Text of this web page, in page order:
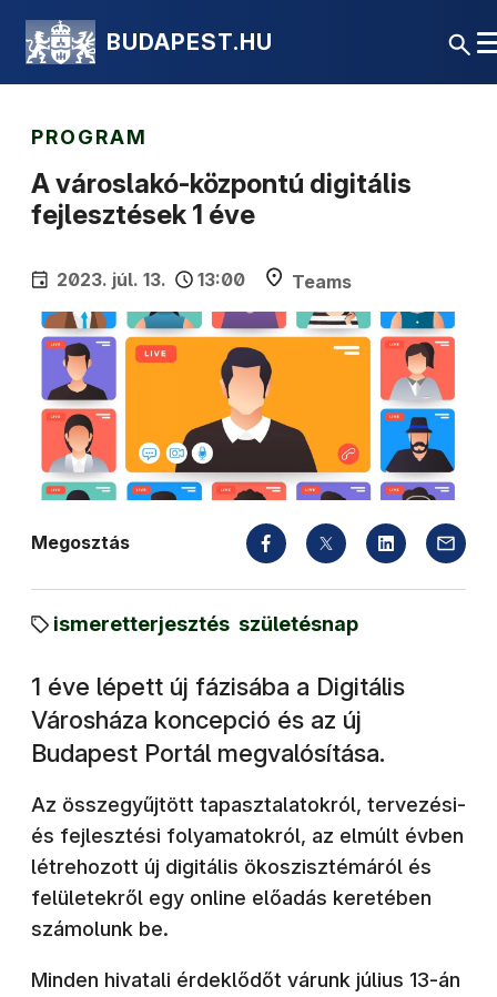
BUDAPEST.HU
PROGRAM
A városlakó-központú digitális
fejlesztések 1 éve
2023. júl. 13. 13:00 Teams
ismeretterjesztés születésnap
Megosztás
1 éve lépett új fázisába a Digitális
Városháza koncepció és az új
Budapest Portál megvalósítása.
Az összegyűjtött tapasztalatokról, tervezési-
és fejlesztési folyamatokról, az elmúlt évben
létrehozott új digitális ökoszisztémáról és
felületekről egy online előadás keretében
számolunk be.
Minden hivatali érdeklődőt várunk július 13-án